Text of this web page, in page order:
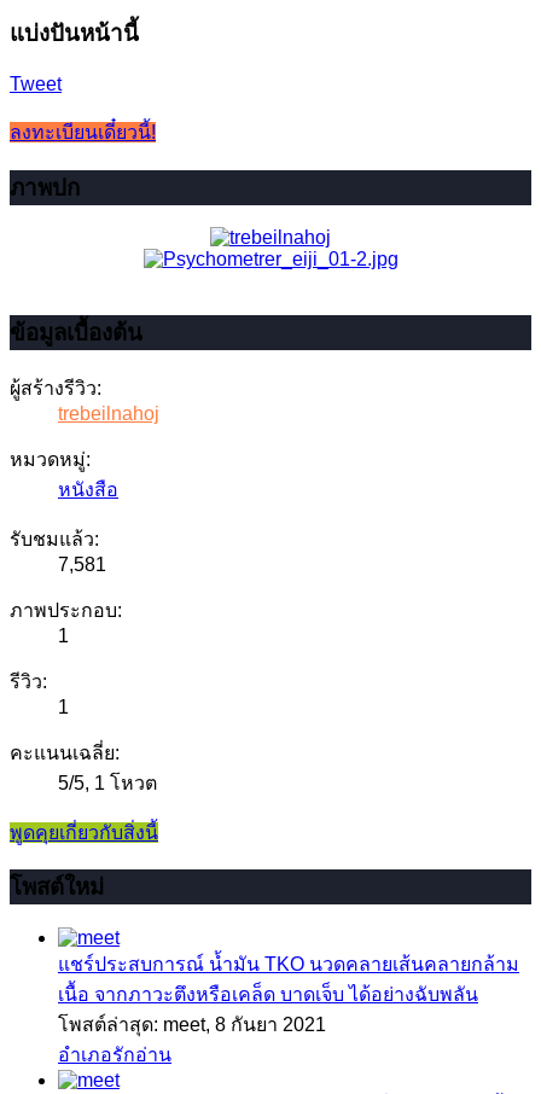
แบ่งปันหน้านี้
Tweet
ลงทะเบียนเดี๋ยวนี้!
ภาพปก
ข้อมูลเบื้องต้น
ผู้สร้างรีวิว:
trebeilnahoj
หมวดหมู่:
หนังสือ
รับชมแล้ว:
7,581
ภาพประกอบ:
1
รีวิว:
1
คะแนนเฉลี่ย:
5/5, 1 โหวต
พูดคุยเกี่ยวกับสิ่งนี้
โพสต์ใหม่
แชร์ประสบการณ์ น้ำมัน TKO นวดคลายเส้นคลายกล้าม
เนื้อ จากภาวะตึงหรือเคล็ด บาดเจ็บ ได้อย่างฉับพลัน
โพสต์ล่าสุด: meet, 8 กันยา 2021
อำเภอรักอ่าน